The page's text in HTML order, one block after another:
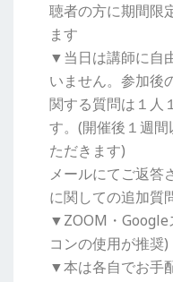
聴者の方に期間限
ます
▼当日は講師に自
いません。参加後
関する質問は１人
す。(開催後１週
ただきます)
メールにてご返答
に関しての追加質
▼ZOOM・Google
コンの使用が推奨)
▼本は各自でお手